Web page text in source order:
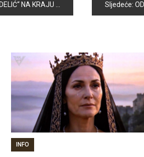
GODINE IZNOSI 4,45 Sljedeće:
INFO